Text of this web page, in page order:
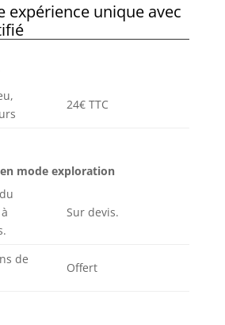
expérience unique avec
24€ TTC
mode exploration
Sur devis.
de
Offert